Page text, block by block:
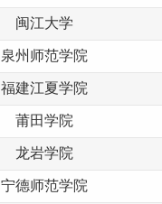
闽江大学
泉州师范学院
福建江夏学院
莆田学院
龙岩学院
宁德师范学院